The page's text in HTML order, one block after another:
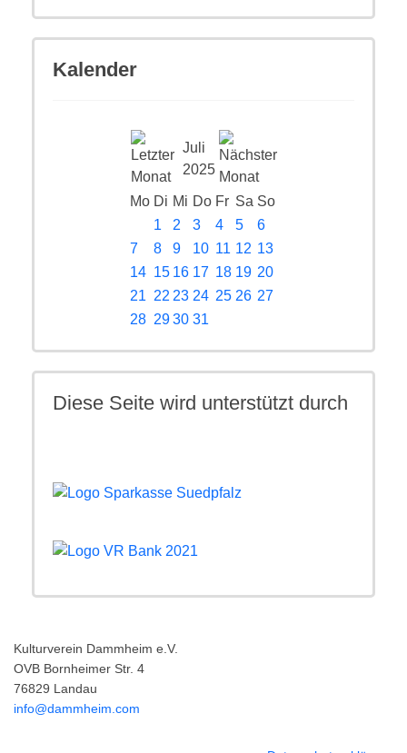
Kalender
Juli
2025
Mo Di Mi Do Fr Sa So
1
2 3 4 5
6
7
8 9 10 11 12 13
14 15 16 17 18 19 20
21 22 23 24 25 26 27
28 29 30 31
Diese Seite wird unterstützt durch
Kulturverein Dammheim e.V.
OVB Bornheimer Str. 4
76829 Landau
info@dammheim.com